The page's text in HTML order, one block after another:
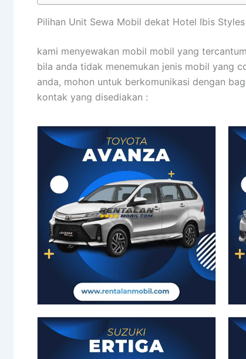
Pilihan Unit Sewa Mobil dekat Hotel Ibis
kami menyewakan mobil mobil yang
bila anda tidak menemukan jenis mobil yang
anda, mohon untuk berkomunikasi dengan
kontak yang disediakan :